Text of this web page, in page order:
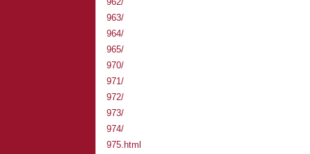
963/
964/
965/
970/
971/
972/
973/
974/
975.html